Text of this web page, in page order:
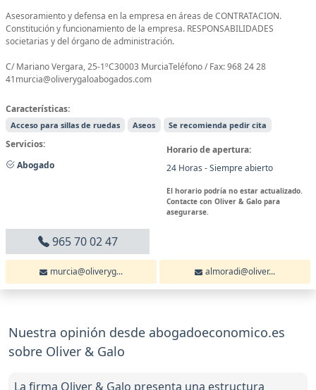
Asesoramiento y defensa en la empresa en áreas de CONTRATACION.
Constitución y funcionamiento de la empresa. RESPONSABILIDADES
societarias y del órgano de administración.
C/ Mariano Vergara, 25-1ºC30003 MurciaTeléfono / Fax: 968 24 28
41murcia@oliverygaloabogados.com
Características:
Acceso para sillas de ruedas Aseos Se recomienda pedir cita
Servicios:
Abogado
Horario de apertura:
24 Horas - Siempre abierto
El horario podría no estar actualizado.
Contacte con Oliver & Galo para
asegurarse.
965 70 02 47
murcia@oliveryg... almoradi@oliver...
Nuestra opinión desde abogadoeconomico.es
sobre Oliver & Galo
La firma Oliver & Galo presenta una estructura